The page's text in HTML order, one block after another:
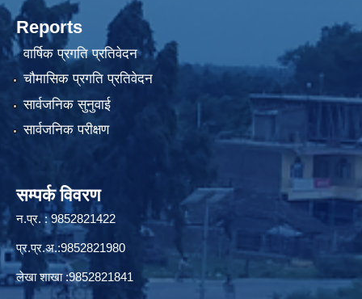
Reports
वार्षिक प्रगति प्रतिवेदन
चौमासिक प्रगति प्रतिवेदन
सार्वजनिक सुनुवाई
सार्वजनिक परीक्षण
सम्पर्क विवरण
न.प्र. : 9852821422
प्र.प्र.अ.:9852821980
लेखा शाखा :9852821841